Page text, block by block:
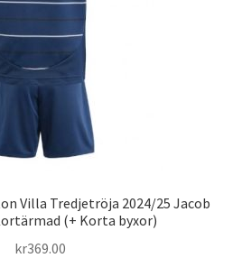
Villa Tredjetröja 2024/25 Jacob
(+ Korta byxor)
kr369.00